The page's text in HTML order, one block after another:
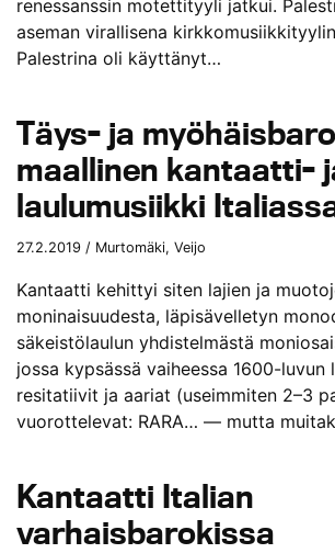
renessanssin motettityyli jatkui.
aseman virallisena
Palestrina oli käyttänyt…
Täys- ja
maallinen kantaatti-
laulumusiikki
27.2.2019 / Murtomäki, Veijo
Kantaatti kehittyi siten lajien ja
moninaisuudesta, läpisävelletyn
säkeistölaulun yhdistelmästä
jossa kypsässä vaiheessa 1600-luvun
resitatiivit ja aariat (useimmiten 2–3
vuorottelevat: RARA… — mutta
Kantaatti Italian
varhaisbarokissa